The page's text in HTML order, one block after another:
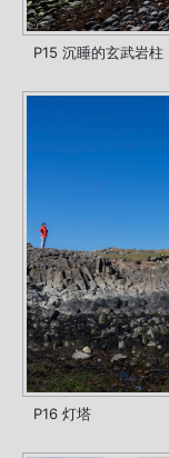
P15 沉睡的玄武岩柱
P16 灯塔